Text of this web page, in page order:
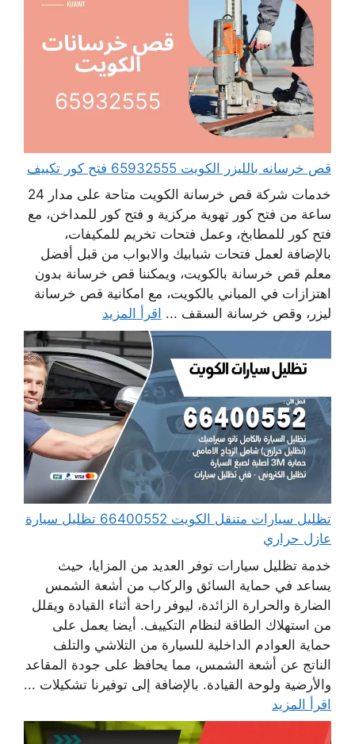
قص خرسانه بالليزر الكويت 65932555 فتح كور تكييف
خدمات شركة قص خرسانة الكويت متاحة على مدار 24
ساعة من فتح كور تهوية مركزية و فتح كور للمداخن، مع
فتح كور للمطابخ، وعمل فتحات تخريم للمكيفات،
بالإضافة لعمل فتحات شبابيك والابواب من قبل أفضل
معلم قص خرسانة بالكويت، ويمكننا قص خرسانة بدون
اهتزازات في المباني بالكويت، مع امكانية قص خرسانة
ليزر، وقص خرسانة السقف ... اقرأ المزيد
تظليل سيارات متنقل الكويت 66400552 تظليل سيارة
عازل حراري
خدمة تظليل سيارات توفر العديد من المزايا، حيث
يساعد في حماية السائق والركاب من أشعة الشمس
الضارة والحرارة الزائدة، ليوفر راحة أثناء القيادة ويقلل
من استهلاك الطاقة لنظام التكييف. أيضا يعمل على
حماية العوادم الداخلية للسيارة من التلاشي والتلف
الناتج عن أشعة الشمس، مما يحافظ على جودة المقاعد
والأرضية ولوحة القيادة. بالإضافة إلى توفيرنا تشكيلات ...
اقرأ المزيد